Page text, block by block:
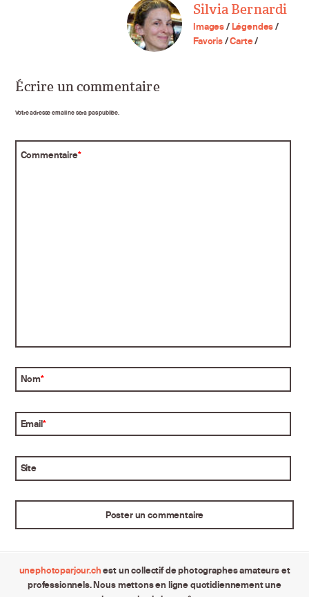
Silvia Bernardi
Images/Légendes/
Favoris/Carte/
Écrire un commentaire
Votre adresse email ne sera pas publiée.
Commentaire*
Nom*
Email*
Site
unephotoparjour.chest un collectif de photographes amateurs et
professionnels. Nous mettons en ligne quotidiennement une